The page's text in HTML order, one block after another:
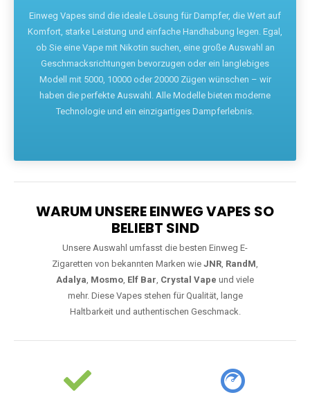
Einweg Vapes sind die ideale Lösung für Dampfer, die Wert auf
Komfort, starke Leistung und einfache Handhabung legen. Egal,
ob Sie eine Vape mit Nikotin suchen, eine große Auswahl an
Geschmacksrichtungen bevorzugen oder ein langlebiges
Modell mit 5000, 10000 oder 20000 Zügen wünschen – wir
haben die perfekte Auswahl. Alle Modelle bieten moderne
Technologie und ein einzigartiges Dampferlebnis.
WARUM UNSERE EINWEG VAPES SO
BELIEBT SIND
Unsere Auswahl umfasst die besten Einweg E-
Zigaretten von bekannten Marken wie JNR, RandM,
Adalya, Mosmo, Elf Bar, Crystal Vape und viele
mehr. Diese Vapes stehen für Qualität, lange
Haltbarkeit und authentischen Geschmack.